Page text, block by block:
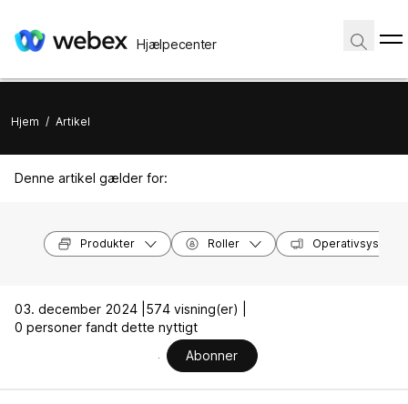
Hjælpecenter
Hjem / Artikel
Denne artikel gælder for:
Produkter Roller
03. december 2024 | 574 visning(er) |
0 personer fandt dette nyttigt
Abonner